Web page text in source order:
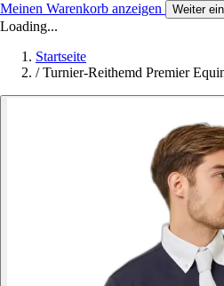
Meinen Warenkorb anzeigen Weiter
Loading...
Startseite
/ Turnier-Reithemd Premier